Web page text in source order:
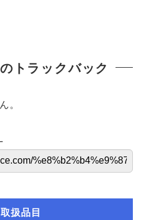
トラックバック
。
取扱品目